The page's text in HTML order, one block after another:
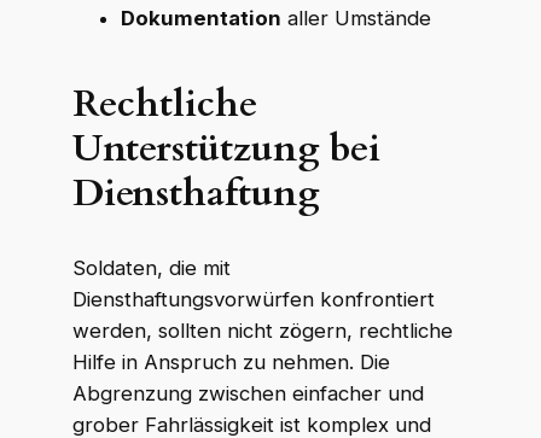
Dokumentation aller Umstände
Rechtliche
Unterstützung bei
Diensthaftung
Soldaten, die mit
Diensthaftungsvorwürfen konfrontiert
werden, sollten nicht zögern, rechtliche
Hilfe in Anspruch zu nehmen. Die
Abgrenzung zwischen einfacher und
grober Fahrlässigkeit ist komplex und